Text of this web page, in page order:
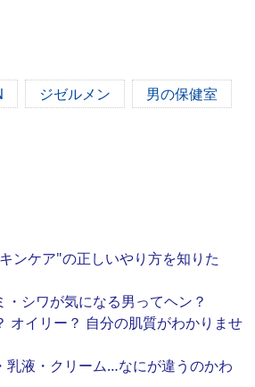
ジゼルメン 男の保健室
ンケア"の正しいやり方を知りた
シワが気になる男ってヘン？
オイリー？ 自分の肌質がわかりませ
乳液・クリーム…なにが違うのかわ